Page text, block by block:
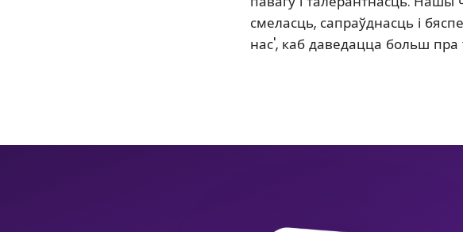
смеласць, сапраўднасць і
нас', каб даведацца больш пра